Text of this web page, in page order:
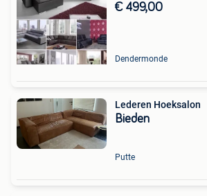
€ 499,00
Dendermonde
Lederen Hoeksalon
Bieden
Putte